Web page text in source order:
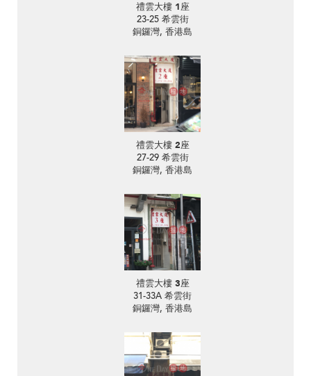
禮雲大樓 1座
23-25 希雲街
銅鑼灣, 香港島
禮雲大樓 2座
27-29 希雲街
銅鑼灣, 香港島
禮雲大樓 3座
31-33A 希雲街
銅鑼灣, 香港島